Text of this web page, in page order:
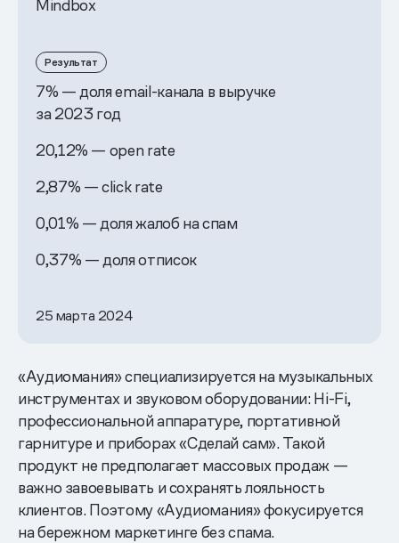
Mindbox
Результат
7% — доля email-канала в выручке
за 2023 год
20,12% — open rate
2,87% — click rate
0,01% — доля жалоб на спам
0,37% — доля отписок
25 марта 2024
«Аудиомания» специализируется на музыкальных
инструментах и звуковом оборудовании: Hi-Fi,
профессиональной аппаратуре, портативной
гарнитуре и приборах «Сделай сам». Такой
продукт не предполагает массовых продаж —
важно завоевывать и сохранять лояльность
клиентов. Поэтому «Аудиомания» фокусируется
на бережном маркетинге без спама.